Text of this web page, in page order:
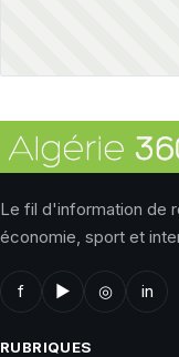
Le fil d'information de
économie, sport et
f ▶ ◎ in
RUBRIQUES